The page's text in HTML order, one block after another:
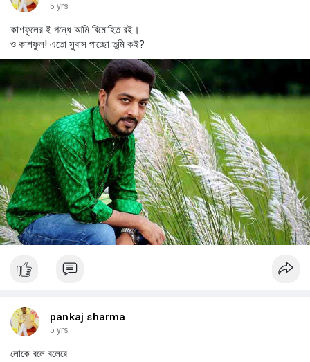
5 yrs
কাশফুলের ই গন্ধে আমি বিমোহিত রই।
ও কাশফুল! এতো সুবাস পাচ্ছো তুমি কই?
pankaj sharma
5 yrs
লোকে বলে বলেরে